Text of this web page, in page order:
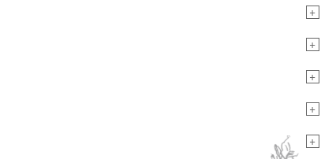
+
+
+
+
+